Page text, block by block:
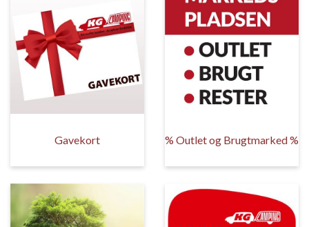
Gavekort % Outlet og Brugtmarked %